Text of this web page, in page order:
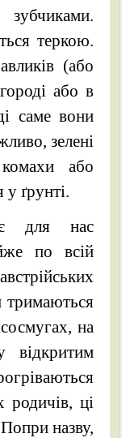
теркою.
(або
або в
саме вони
зелені
або
у ґрунті.
для нас
по всій
тримаються
на
відкритим
родичів, ці
назву,